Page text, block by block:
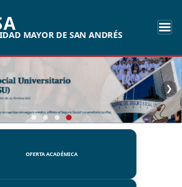
MAYOR DE SAN ANDRÉS
❯
OFERTA ACADÉMICA